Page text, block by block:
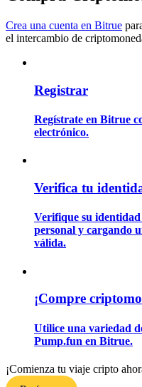
Guía de inicio de futuros
Aprenda cómo
Crea una cuenta en Bitrue
el intercambio de
Registrar
Regístrate en Bitrue
electrónico.
Verifica tu
Verifique su
personal y cargando
válida.
¡Compre
Utilice una variedad
Pump.fun en Bitrue.
¡Comienza tu viaje cripto